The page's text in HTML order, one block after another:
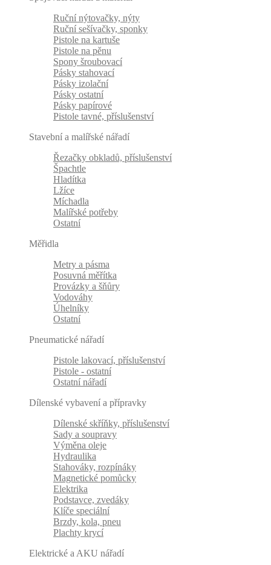
Ruční nýtovačky, nýty
Ruční sešívačky, sponky
Pistole na kartuše
Pistole na pěnu
Spony šroubovací
Pásky stahovací
Pásky izolační
Pásky ostatní
Pásky papírové
Pistole tavné, příslušenství
Stavební a malířské nářadí
Řezačky obkladů, příslušenství
Špachtle
Hladítka
Lžíce
Míchadla
Malířské potřeby
Ostatní
Měřidla
Metry a pásma
Posuvná měřítka
Provázky a šňůry
Vodováhy
Úhelníky
Ostatní
Pneumatické nářadí
Pistole lakovací, příslušenství
Pistole - ostatní
Ostatní nářadí
Dílenské vybavení a přípravky
Dílenské skříňky, příslušenství
Sady a soupravy
Výměna oleje
Hydraulika
Stahováky, rozpínáky
Magnetické pomůcky
Elektrika
Podstavce, zvedáky
Klíče speciální
Brzdy, kola, pneu
Plachty krycí
Elektrické a AKU nářadí